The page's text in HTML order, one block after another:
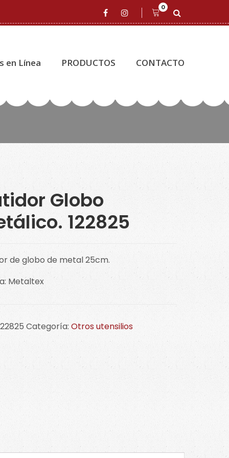
0
en Línea PRODUCTOS CONTACTO
Globo
122825
de globo de metal 25cm.
Metaltex
Categoría:Otros utensilios